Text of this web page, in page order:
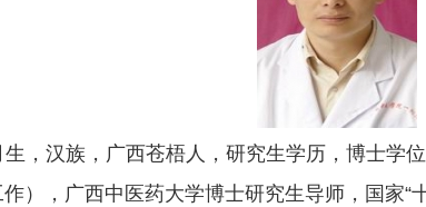
，汉族，广西苍梧人，研究生学历，博士学
），广西中医药大学博士研究生导师，国家